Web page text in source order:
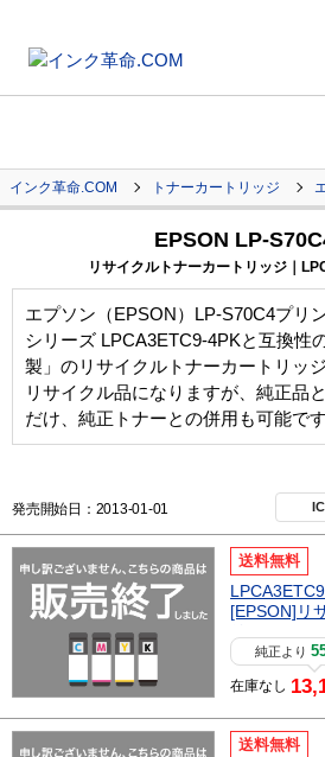
インク革命.COM トナーカートリッジ
EPSON LP-
リサイクルトナーカートリッジ｜
エプソン（EPSON）LP-S70C4プリ
シリーズ LPCA3ETC9-4PKと互換性
製」のリサイクルトナーカートリッジ
リサイクル品になりますが、純正品
だけ、純正トナーとの併用も可能です
発売開始日：2013-01-01
送料無料
[EPSON]リ
純正より
在庫なし
送料無料